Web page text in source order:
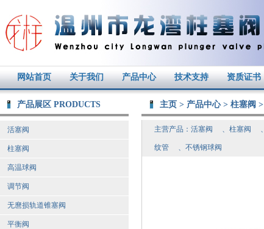
网站首页 关于我们 产品中心 技术支持 资质证书
产品展区 PRODUCTS
活塞阀
柱塞阀
高温球阀
调节阀
无麿损轨道锥塞阀
平衡阀
主页> 产品中心> 柱塞阀 >
主营产品： 活塞阀 、 柱塞阀 、
纹管 、 不锈钢球阀